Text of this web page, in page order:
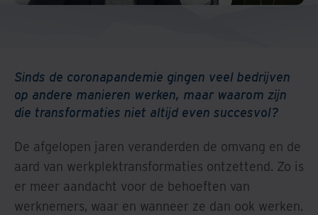
Sinds de coronapandemie gingen veel bedrijven
op andere manieren werken, maar waarom zijn
die transformaties niet altijd even succesvol?
De afgelopen jaren veranderden de omvang en de
aard van werkplektransformaties ontzettend. Zo is
er meer aandacht voor de behoeften van
werknemers, waar en wanneer ze dan ook werken.